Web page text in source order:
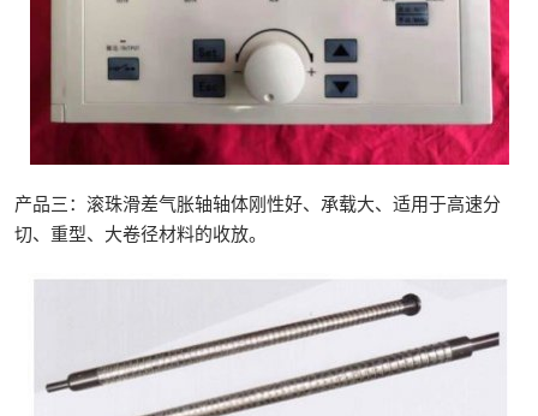
产品三：滚珠滑差气胀轴轴体刚性好、承载大、适用于高速分
切、重型、大卷径材料的收放。